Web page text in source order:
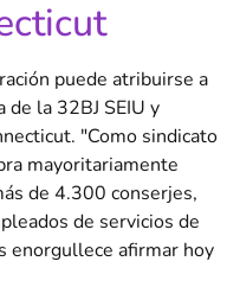
puede atribuirse a
de la 32BJ SEIU y
"Como sindicato
mayoritariamente
de 4.300 conserjes,
de servicios de
enorgullece afirmar hoy